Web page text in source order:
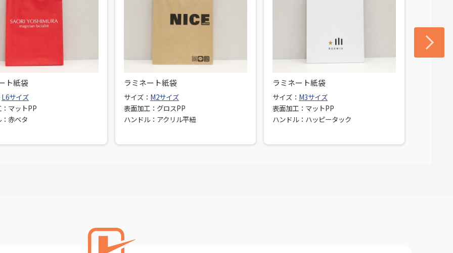
ト紙袋
L6サイズ
マットPP
赤ベタ
ラミネート紙袋
サイズ： M2サイズ
表面加工：グロスPP
ハンドル：アクリル平紐
ラミネート紙袋
サイズ： M3サイズ
表面加工：マットPP
ハンドル：ハッピータック